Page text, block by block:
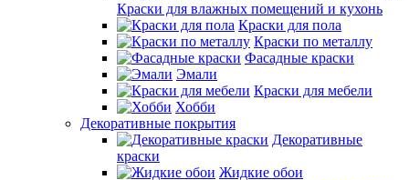
Краски для влажных помещений и кухонь
Краски для пола
Краски по металлу
Фасадные краски
Эмали
Краски для мебели
Хобби
Декоративные покрытия
Декоративные
краски
Жидкие обои